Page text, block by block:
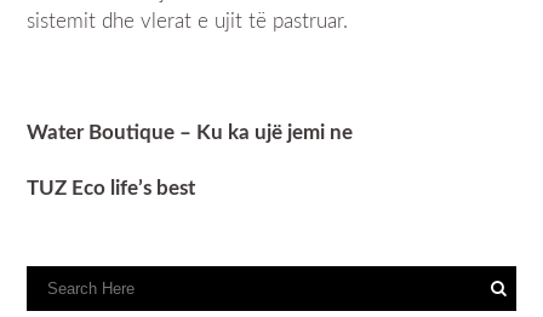
sistemit dhe vlerat e ujit të pastruar.
Water Boutique – Ku ka ujë jemi ne
TUZ Eco life’s best